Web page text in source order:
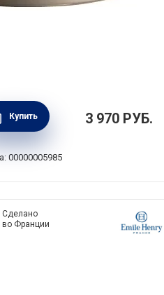
№12, материал
цвет кремовый,
024013
Купить 3 970 РУБ.
00000005985
Сделано
во Франции